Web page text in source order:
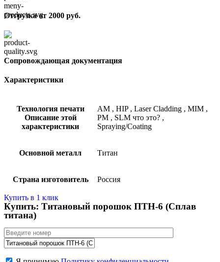
Отгрузка от 2000 руб.
Сопровождающая документация
Характеристики
Технология печати
Описание этой
характеристики
AM , HIP , Laser Cladding , MIM ,
PM , SLM что это? ,
Spraying/Coating
Основной металл Титан
Страна изготовитель Россия
Купить в 1 клик
Купить: Титановый порошок ПТН-6 (Сплав
титана)